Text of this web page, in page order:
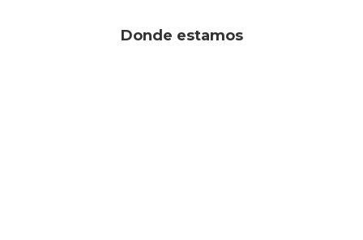
Donde estamos